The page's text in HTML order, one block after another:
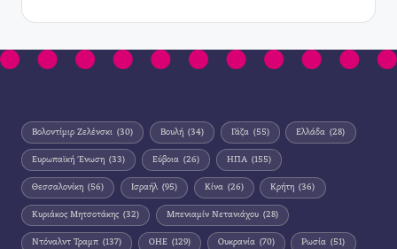
Βολοντίμιρ Ζελένσκι (30) Βουλή (34) Γάζα (55) Ελλάδα (28)
Ευρωπαϊκή Ένωση (33) Εύβοια (26) ΗΠΑ (155)
Θεσσαλονίκη (56) Ισραήλ (95) Κίνα (26) Κρήτη (36)
Κυριάκος Μητσοτάκης (32) Μπενιαμίν Νετανιάχου (28)
Ντόναλντ Τραμπ (137) ΟΗΕ (129) Ουκρανία (70) Ρωσία (51)